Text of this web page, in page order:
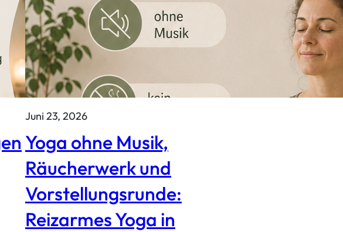
Juni 23, 2026
Yoga ohne Musik,
Räucherwerk und
Vorstellungsrunde:
Reizarmes Yoga in